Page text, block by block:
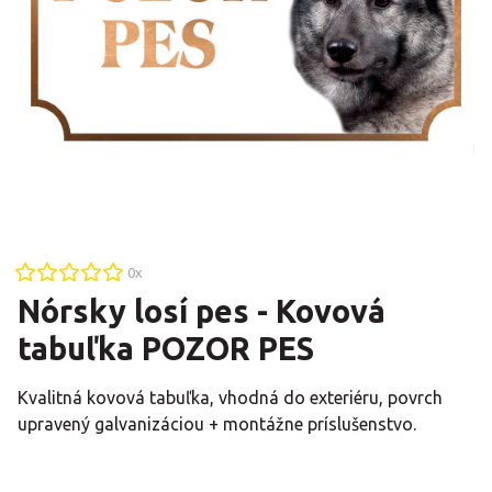
0x
Nórsky losí pes - Kovová
tabuľka POZOR PES
Kvalitná kovová tabuľka, vhodná do exteriéru, povrch
upravený galvanizáciou + montážne príslušenstvo.